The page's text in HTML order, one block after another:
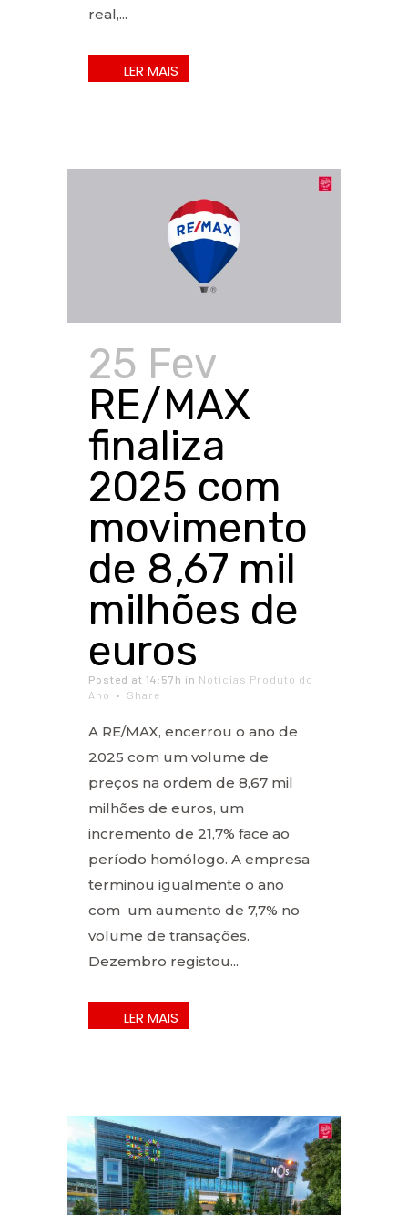
real,...
25 Fev
RE/MAX
finaliza
2025 com
movimento
de 8,67 mil
milhões de
euros
Posted at 14:57h in Notícias Produto do
Ano
Share
A RE/MAX, encerrou o ano de
2025 com um volume de
preços na ordem de 8,67 mil
milhões de euros, um
incremento de 21,7% face ao
período homólogo. A empresa
terminou igualmente o ano
com um aumento de 7,7% no
volume de transações.
Dezembro registou...